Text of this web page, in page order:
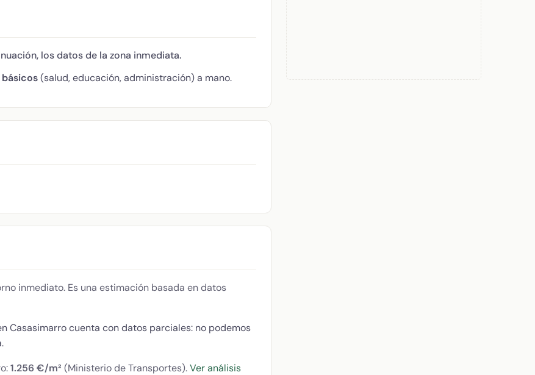
los datos de la zona inmediata.
(salud, educación, administración) a mano.
inmediato. Es una estimación basada en datos
Casasimarro cuenta con datos parciales: no podemos
1.256 €/m² (Ministerio de Transportes).Ver análisis